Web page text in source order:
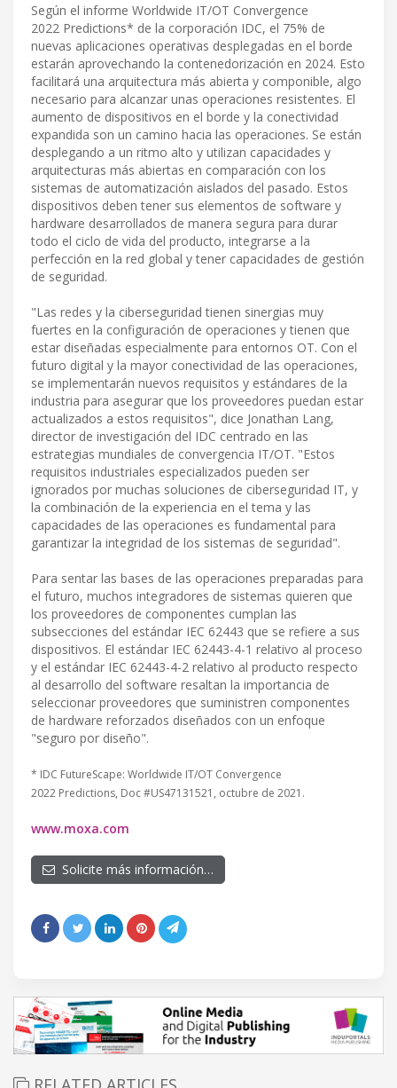
Según el informe Worldwide IT/OT Convergence
2022 Predictions* de la corporación IDC, el 75% de
nuevas aplicaciones operativas desplegadas en el borde
estarán aprovechando la contenedorización en 2024. Esto
facilitará una arquitectura más abierta y componible, algo
necesario para alcanzar unas operaciones resistentes. El
aumento de dispositivos en el borde y la conectividad
expandida son un camino hacia las operaciones. Se están
desplegando a un ritmo alto y utilizan capacidades y
arquitecturas más abiertas en comparación con los
sistemas de automatización aislados del pasado. Estos
dispositivos deben tener sus elementos de software y
hardware desarrollados de manera segura para durar
todo el ciclo de vida del producto, integrarse a la
perfección en la red global y tener capacidades de gestión
de seguridad.
"Las redes y la ciberseguridad tienen sinergias muy
fuertes en la configuración de operaciones y tienen que
estar diseñadas especialmente para entornos OT. Con el
futuro digital y la mayor conectividad de las operaciones,
se implementarán nuevos requisitos y estándares de la
industria para asegurar que los proveedores puedan estar
actualizados a estos requisitos", dice Jonathan Lang,
director de investigación del IDC centrado en las
estrategias mundiales de convergencia IT/OT. "Estos
requisitos industriales especializados pueden ser
ignorados por muchas soluciones de ciberseguridad IT, y
la combinación de la experiencia en el tema y las
capacidades de las operaciones es fundamental para
garantizar la integridad de los sistemas de seguridad".
Para sentar las bases de las operaciones preparadas para
el futuro, muchos integradores de sistemas quieren que
los proveedores de componentes cumplan las
subsecciones del estándar IEC 62443 que se refiere a sus
dispositivos. El estándar IEC 62443-4-1 relativo al proceso
y el estándar IEC 62443-4-2 relativo al producto respecto
al desarrollo del software resaltan la importancia de
seleccionar proveedores que suministren componentes
de hardware reforzados diseñados con un enfoque
"seguro por diseño".
* IDC FutureScape: Worldwide IT/OT Convergence
2022 Predictions, Doc #US47131521, octubre de 2021.
www.moxa.com
Solicite más información…